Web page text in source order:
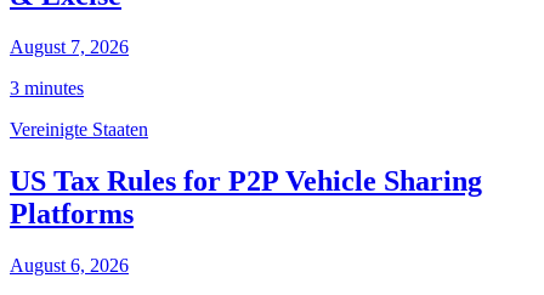
August 7, 2026
3 minutes
Vereinigte Staaten
US Tax Rules for P2P Vehicle Sharing
Platforms
August 6, 2026